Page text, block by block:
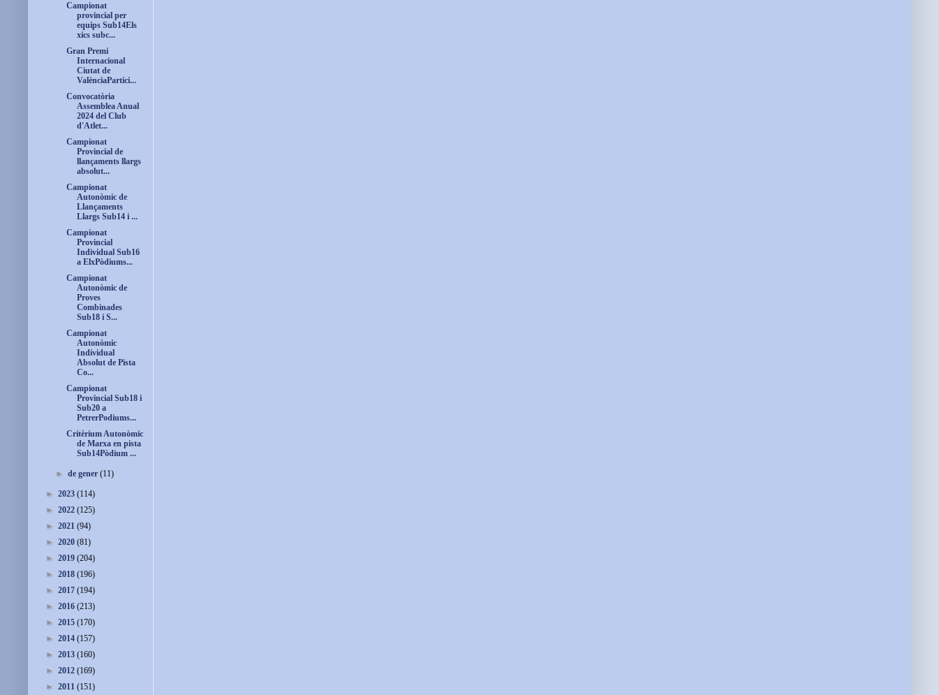
Campionat
provincial per
equips Sub14Els
xics subc...
Gran Premi
Internacional
Ciutat de
ValènciaPartici...
Convocatòria
Assemblea Anual
2024 del Club
d'Atlet...
Campionat
Provincial de
llançaments llargs
absolut...
Campionat
Autonòmic de
Llançaments
Llargs Sub14 i ...
Campionat
Provincial
Individual Sub16
a ElxPòdiums...
Campionat
Autonòmic de
Proves
Combinades
Sub18 i S...
Campionat
Autonòmic
Individual
Absolut de Pista
Co...
Campionat
Provincial Sub18 i
Sub20 a
PetrerPodiums...
Critèrium Autonòmic
de Marxa en pista
Sub14Pòdium ...
►de gener(11)
► 2023 (114)
► 2022 (125)
► 2021 (94)
► 2020 (81)
► 2019 (204)
► 2018 (196)
► 2017 (194)
► 2016 (213)
► 2015 (170)
► 2014 (157)
► 2013 (160)
► 2012 (169)
► 2011 (151)